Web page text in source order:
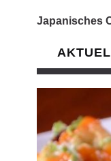
Japanisches